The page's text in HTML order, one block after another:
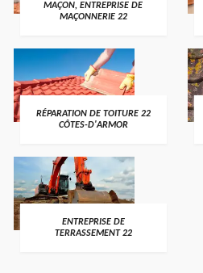
MAÇON, ENTREPRISE DE
MAÇONNERIE 22
RÉPARATION DE TOITURE 22
CÔTES-D'ARMOR
ENTREPRISE DE
TERRASSEMENT 22